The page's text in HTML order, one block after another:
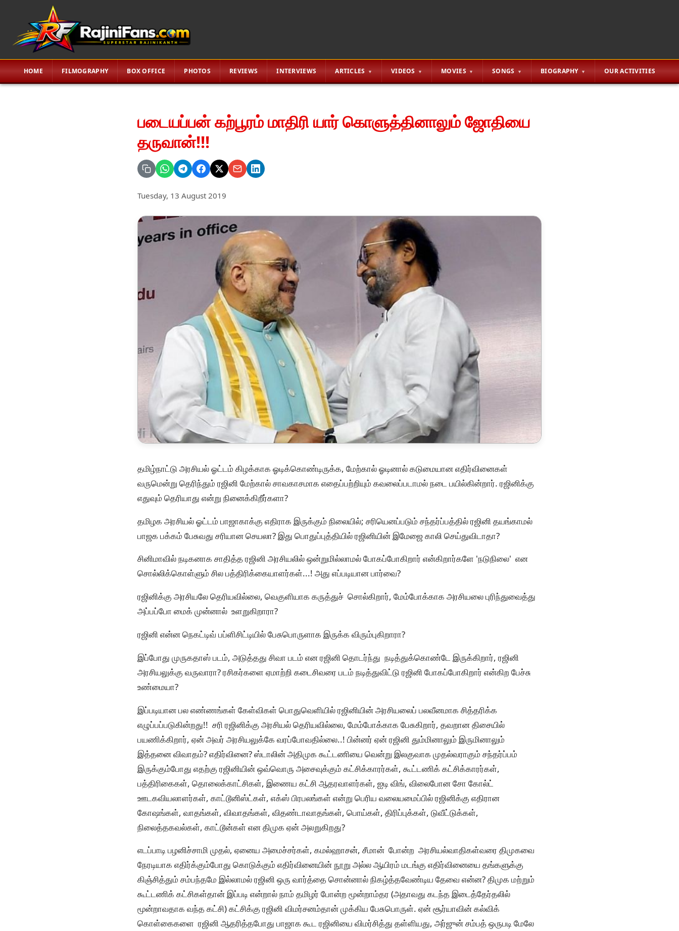
HOME FILMOGRAPHY BOX OFFICE PHOTOS REVIEWS INTERVIEWS ARTICLES VIDEOS MOVIES SONGS BIOGRAPHY OUR ACTIVITIES
படையப்பன் கற்பூரம் மாதிரி யார் கொளுத்தினாலும் ஜோதியை
தருவான்!!!
Tuesday, 13 August 2019
தமிழ்நாட்டு அரசியல் ஓட்டம் கிழக்காக ஓடிக்கொண்டிருக்க, மேற்கால் ஓடினால் கடுமையான எதிர்வினைகள்
வருமென்று தெரிந்தும் ரஜினி மேற்கால் சாவகாசமாக எதைப்பற்றியும் கவலைப்படாமல் நடை பயில்கின்றார். ரஜினிக்கு
எதுவும் தெரியாது என்று நினைக்கிறீர்களா?
தமிழக அரசியல் ஓட்டம் பாஜாகாக்கு எதிராக இருக்கும் நிலையில்; சரியெனப்படும் சந்தர்ப்பத்தில் ரஜினி தயங்காமல்
பாஜக பக்கம் பேசுவது சரியான செயலா? இது பொதுப்புத்தியில் ரஜினியின் இமேஜை காலி செய்துவிடாதா?
சினிமாவில் நடிகனாக சாதித்த ரஜினி அரசியலில் ஒன்றுமில்லாமல் போகப்போகிறார் என்கிறார்களே 'நடுநிலை' என
சொல்லிக்கொள்ளும் சில பத்திரிக்கையாளர்கள்...! அது எப்படியான பார்வை?
ரஜினிக்கு அரசியலே தெரியவில்லை, வெகுளியாக கருத்துச் சொல்கிறார், மேம்போக்காக அரசியலை புரிந்துவைத்து
அப்பப்போ மைக் முன்னால் உளறுகிறாரா?
ரஜினி என்ன நெகட்டிவ் பப்ளிசிட்டியில் பேசுபொருளாக இருக்க விரும்புகிறாரா?
இப்போது முருகதாஸ் படம், அடுத்தது சிவா படம் என ரஜினி தொடர்ந்து நடித்துக்கொண்டே இருக்கிறார், ரஜினி
அரசியலுக்கு வருவாரா? ரசிகர்களை ஏமாற்றி கடைசிவரை படம் நடித்துவிட்டு ரஜினி போகப்போகிறார் என்கிற பேச்சு
உண்மையா?
இப்படியான பல எண்ணங்கள் கேள்விகள் பொதுவெளியில் ரஜினியின் அரசியலைப் பலவீனமாக சித்தரிக்க
எழுப்பப்படுகின்றது!! சரி ரஜினிக்கு அரசியல் தெரியவில்லை, மேம்போக்காக பேசுகிறார், தவறான திசையில்
பயணிக்கிறார், ஏன் அவர் அரசியலுக்கே வரப்போவதில்லை..! பின்னர் ஏன் ரஜினி தும்மினாலும் இருமினாலும்
இத்தனை விவாதம்? எதிர்வினை? ஸ்டாலின் அதிமுக கூட்டணியை வென்று இலகுவாக முதல்வராகும் சந்தர்ப்பம்
இருக்கும்போது எதற்கு ரஜினியின் ஒவ்வொரு அசைவுக்கும் கட்சிக்காரர்கள், கூட்டணிக் கட்சிக்காரர்கள்,
பத்திரிகைகள், தொலைக்காட்சிகள், இணைய கட்சி ஆதரவாளர்கள், ஐடி விங், விலைபோன சோ கோல்ட்
ஊடகவியலாளர்கள், காட்டூனிஸ்ட்கள், எக்ஸ் பிரபலங்கள் என்று பெரிய வலையமைப்பில் ரஜினிக்கு எதிரான
கோஷங்கள், வாதங்கள், விவாதங்கள், விதண்டாவாதங்கள், பொய்கள், திரிப்புக்கள், டுவீட்டுக்கள்,
நிலைத்தகவல்கள், காட்டூன்கள் என திமுக ஏன் அலறுகிறது?
எடப்பாடி பழனிச்சாமி முதல், ஏனைய அமைச்சர்கள், கமல்ஹாசன், சீமான் போன்ற அரசியல்வாதிகள்வரை திமுகவை
நேரடியாக எதிர்க்கும்போது கொடுக்கும் எதிர்வினையின் நூறு அல்ல ஆயிரம் மடங்கு எதிர்வினையை தங்களுக்கு
கிஞ்சித்தும் சம்பந்தமே இல்லாமல் ரஜினி ஒரு வார்த்தை சொன்னால் நிகழ்த்தவேண்டிய தேவை என்ன? திமுக மற்றும்
கூட்டணிக் கட்சிகள்தான் இப்படி என்றால் நாம் தமிழர் போன்ற மூன்றாம்தர (அதாவது கடந்த இடைத்தேர்தலில்
மூன்றாவதாக வந்த கட்சி) கட்சிக்கு ரஜினி விமர்சனம்தான் முக்கிய பேசுபொருள். ஏன் சூர்யாவின் கல்விக்
கொள்கைகளை ரஜினி ஆதரித்தபோது பாஜாக கூட ரஜினியை விமர்சித்து தள்ளியது, அர்ஜுன் சம்பத் ஒருபடி மேலே